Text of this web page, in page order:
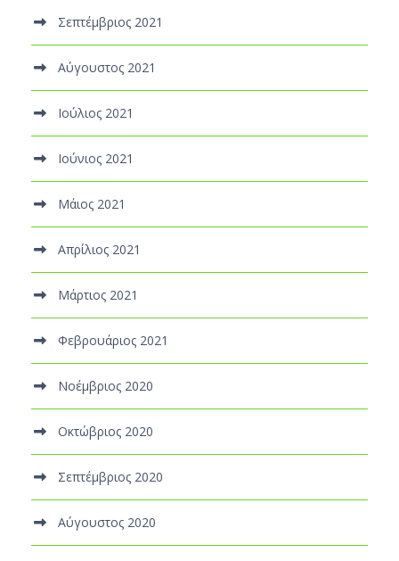
Σεπτέμβριος 2021
Αύγουστος 2021
Ιούλιος 2021
Ιούνιος 2021
Μάιος 2021
Απρίλιος 2021
Μάρτιος 2021
Φεβρουάριος 2021
Νοέμβριος 2020
Οκτώβριος 2020
Σεπτέμβριος 2020
Αύγουστος 2020